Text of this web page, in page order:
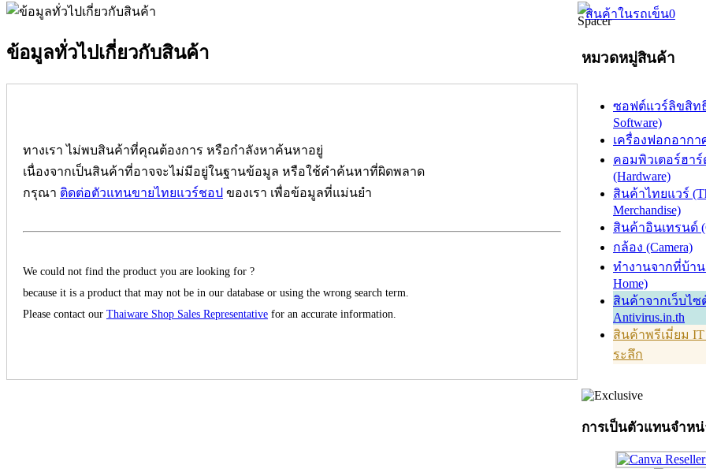
ข้อมูลทั่วไปเกี่ยวกับสินค้า
ทางเรา ไม่พบสินค้าที่คุณต้องการ หรือกำลังหาค้นหาอยู่
เนื่องจากเป็นสินค้าที่อาจจะไม่มีอยู่ในฐานข้อมูล หรือใช้คำค้นหาที่ผิดพลาด
กรุณา ติดต่อตัวแทนขายไทยแวร์ชอป ของเรา เพื่อข้อมูลที่แม่นยำ
We could not find the product you are looking for ?
because it is a product that may not be in our database or using the wrong search term.
Please contact our Thaiware Shop Sales Representative for an accurate information.
สินค้าในรถเข็น0
หมวดหมู่สินค้า
ซอฟต์แวร์ลิขสิทธิ์
Software)
เครื่องฟอกอากา
คอมพิวเตอร์ฮาร์
(Hardware)
สินค้าไทยแวร์
Merchandise)
สินค้าอินเทรนด์
กล้อง (Camera)
ทำงานจากที่บ้าน
Home)
สินค้าจากเว็บไซ
Antivirus.in.th
สินค้าพรีเมี่ยม
ระลึก
การเป็นตัวแทนจำห